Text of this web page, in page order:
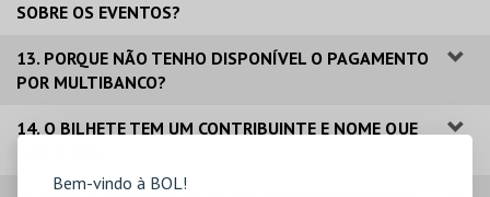
Bem-vindo à BOL!
SOBRE OS EVENTOS?
13. PORQUE NÃO TENHO DISPONÍVEL O PAGAMENTO
POR MULTIBANCO?
14. O BILHETE TEM UM CONTRIBUINTE E NOME QUE